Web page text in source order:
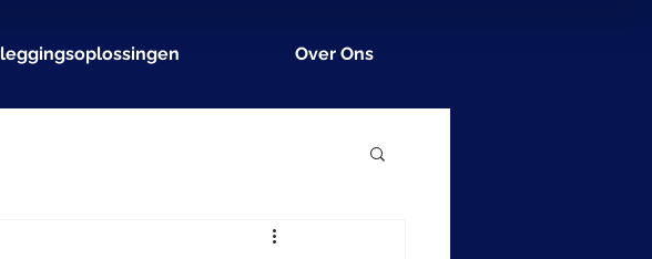
Over Ons